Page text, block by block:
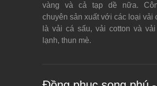
vàng và cả tạp dề nữa.
chuyên sản xuất với các loại vải
là vải cá sấu, vải cotton và vải
lạnh, thun mè.